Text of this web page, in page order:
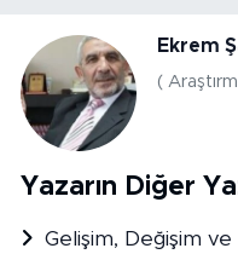
Ekrem
(
Yazarın Diğer
Gelişim, Değişim